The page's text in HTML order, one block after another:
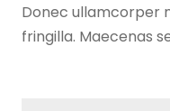
Donec ullamcorper
fringilla. Maecenas